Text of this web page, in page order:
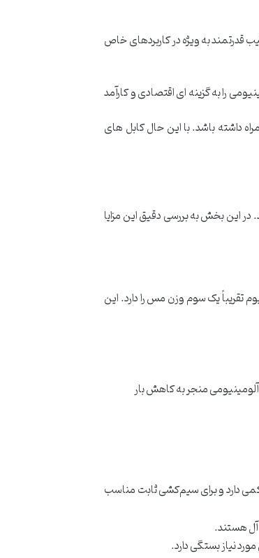
قدرتمند به ویژه در کاربردهای خاص
را به گزینه ای اقتصادی و کارآمد
داشته باشد. با این حال کابل های
در این بخش به بررسی دقیق این مزایا
تقریباً یک سوم وزن مس را دارد. این
منجر به کاهش بار
کمی دارد و برای سیم‌کشی ثابت مناسب
آل هستند.
نیاز بستگی دارد.